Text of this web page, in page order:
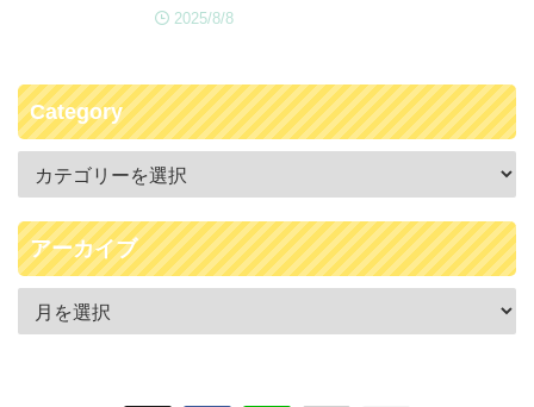
2025/8/8
Category
アーカイブ